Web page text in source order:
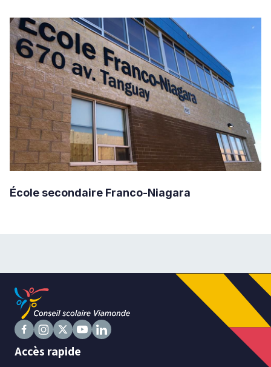
École secondaire Franco-Niagara
SuivezSuivezSuivez
nous
Suivez
Accès rapide